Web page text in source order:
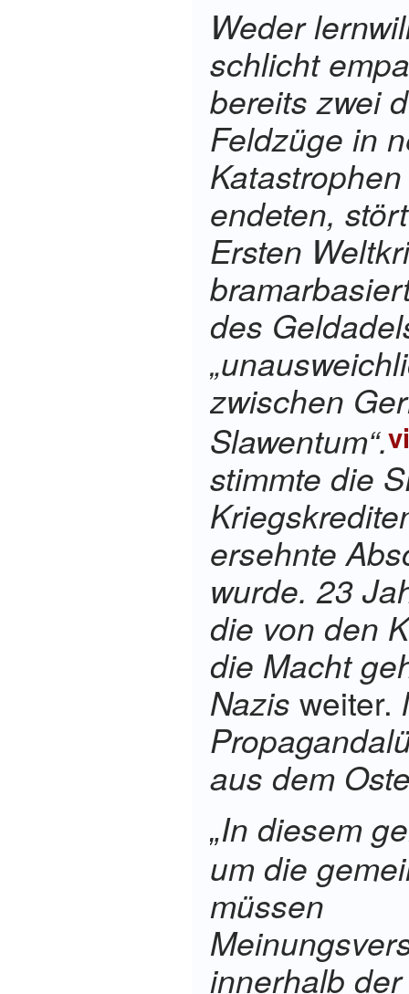
Weder
schlicht
bereits zwei
Feldzüge in
endeten,
Ersten
des
zwischen
Slawentum“.vi
stimmte die
ersehnte
wurde. 23
die von den
die Macht
Nazis weiter.
aus dem
„In diesem
um die
müssen
innerhalb